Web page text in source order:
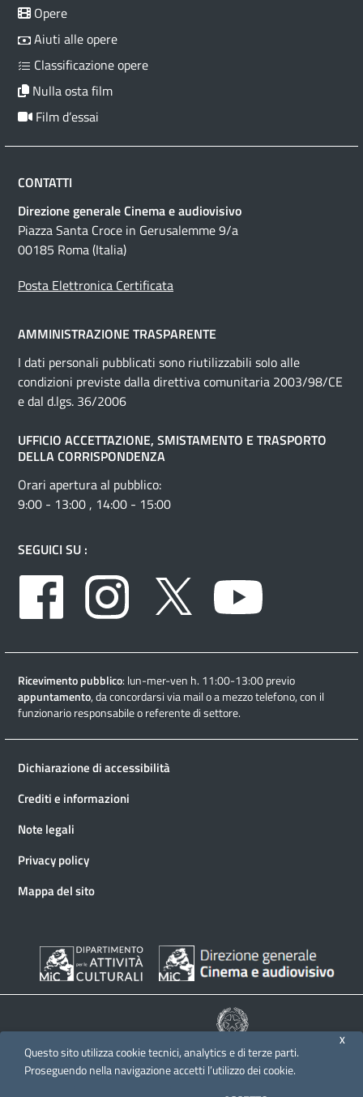
Opere
Aiuti alle opere
Classificazione opere
Nulla osta film
Film d’essai
CONTATTI
Direzione generale Cinema e audiovisivo
Piazza Santa Croce in Gerusalemme 9/a
00185 Roma (Italia)
Posta Elettronica Certificata
AMMINISTRAZIONE TRASPARENTE
I dati personali pubblicati sono riutilizzabili solo alle
condizioni previste dalla direttiva comunitaria 2003/98/CE
e dal d.lgs. 36/2006
UFFICIO ACCETTAZIONE, SMISTAMENTO E TRASPORTO
DELLA CORRISPONDENZA
Orari apertura al pubblico:
9:00 - 13:00 , 14:00 - 15:00
SEGUICI SU :
Facebook
Instagram Twitter
Ricevimento pubblico: lun-mer-ven h. 11:00-13:00 previo
appuntamento, da concordarsi via mail o a mezzo telefono, con il
funzionario responsabile o referente di settore.
Dichiarazione di accessibilità
Crediti e informazioni
Note legali
Privacy policy
Mappa del sito
© 2026 Direzione generale Cinema e audiovisivo
X
Questo sito utilizza cookie tecnici, analytics e di terze parti.
Proseguendo nella navigazione accetti l’utilizzo dei cookie.